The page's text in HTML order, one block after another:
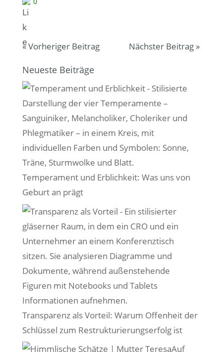
«Vorheriger Beitrag Nächster Beitrag »
Neueste Beiträge
Temperament und Erblichkeit: Was uns von
Geburt an prägt
Transparenz als Vorteil: Warum Offenheit der
Schlüssel zum Restrukturierungserfolg ist
Auf